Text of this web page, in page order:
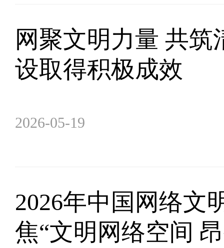
网聚文明力量 共
设取得积极成效
2026-05-19
2026年中国网络文
焦“文明网络空间